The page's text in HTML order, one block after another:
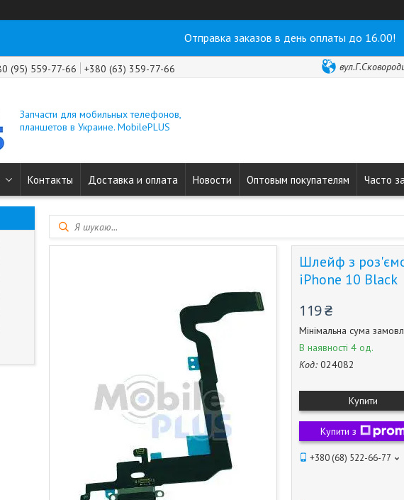
Отправка заказов в день оплаты до 16.00!
(95) 559-77-66 +380 (63) 359-77-66
Запчасти для мобильных телефонов,
планшетов в Украине. MobilePLUS
Контакты Доставка и оплата Новости Оптовым покупателям Часто
Шлейф з
iPhone 10 Black
119 ₴
Мінімальна сума
В наявності 4 од.
Код: 024082
Купити
Купити з
+380 (68) 522-66-77